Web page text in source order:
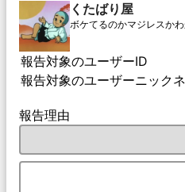
くたばり屋
ボケてるのかマジレスか
報告対象のユーザーID
報告対象のユーザーニック
報告理由